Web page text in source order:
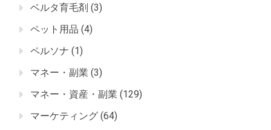
ベルタ育毛剤 (3)
ペット用品 (4)
ペルソナ (1)
マネー・副業 (3)
マネー・資産・副業 (129)
マーケティング (64)